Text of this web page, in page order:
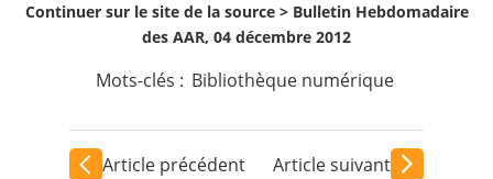
Continuer sur le site de la source > Bulletin Hebdomadaire
des AAR, 04 décembre 2012
Mots-clés : Bibliothèque numérique
Article précédent Article suivant